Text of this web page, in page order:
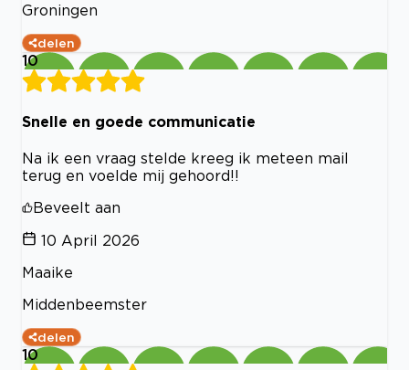
Groningen
delen
10
Snelle en goede communicatie
Na ik een vraag stelde kreeg ik meteen mail
terug en voelde mij gehoord!!
Beveelt aan
10 April 2026
Maaike
Middenbeemster
delen
10